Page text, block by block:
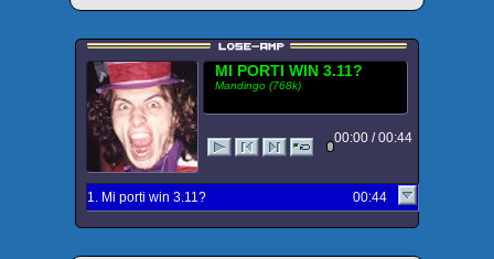
MI PORTI WIN 3.11?
Mandingo (768k)
00:00 / 00:44
1. Mi porti win 3.11? 00:44